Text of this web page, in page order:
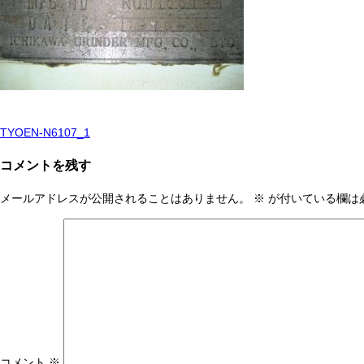
投
稿
ナ
TYOEN-N6107_1
コメントを残す
メールアドレスが公開されることはありません。 ※ が付いている欄は